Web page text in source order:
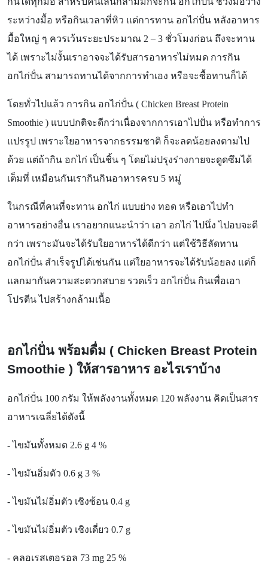
ระหว่างมื้อ หรือกินเวลาที่หิว แต่การทาน อกไก่ปั่น หลังอาหาร
มื้อใหญ่ ๆ ควรเว้นระยะประมาณ 2 – 3 ชั่วโมงก่อน ถึงจะทาน
ได้ เพราะไม่งั้นเราอาจจะได้รับสารอาหารไม่หมด การกิน
อกไก่ปั่น สามารถทานได้จากการทำเอง หรือจะซื้อทานก็ได้
โดยทั่วไปแล้ว การกิน อกไก่ปั่น ( Chicken Breast Protein
Smoothie ) แบบปกติจะดีกว่าเนื่องจากการเอาไปปั่น หรือทำการ
แปรรูป เพราะใยอาหารจากธรรมชาติ ก็จะลดน้อยลงตามไป
ด้วย แต่ถ้ากิน อกไก่ เป็นชิ้น ๆ โดยไม่ปรุงร่างกายจะดูดซึมได้
เต็มที่ เหมือนกันเรากินกินอาหารครบ 5 หมู่
ในกรณีที่คนที่จะทาน อกไก่ แบบย่าง ทอด หรือเอาไปทำ
อาหารอย่างอื่น เราอยากแนะนำว่า เอา อกไก่ ไปนึ่ง ไปอบจะดี
กว่า เพราะมันจะได้รับใยอาหารได้ดีกว่า แต่ใช้วิธีลัดทาน
อกไก่ปั่น สำเร็จรูปได้เช่นกัน แต่ใยอาหารจะได้รับน้อยลง แต่ก็
แลกมากันความสะดวกสบาย รวดเร็ว อกไก่ปั่น กินเพื่อเอา
โปรตีน ไปสร้างกล้ามเนื้อ
อกไก่ปั่น พร้อมดื่ม ( Chicken Breast Protein
Smoothie ) ให้สารอาหาร อะไรเราบ้าง
อกไก่ปั่น 100 กรัม ให้พลังงานทั้งหมด 120 พลังงาน คิดเป็นสาร
อาหารเฉลี่ยได้ดังนี้
-ไขมันทั้งหมด 2.6 g 4 %
-ไขมันอิ่มตัว 0.6 g 3 %
-ไขมันไม่อิ่มตัว เชิงซ้อน 0.4 g
-ไขมันไม่อิ่มตัว เชิงเดี่ยว 0.7 g
- คลอเรสเตอรอล 73 mg 25 %